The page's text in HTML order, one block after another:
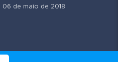
06 de maio de 2018